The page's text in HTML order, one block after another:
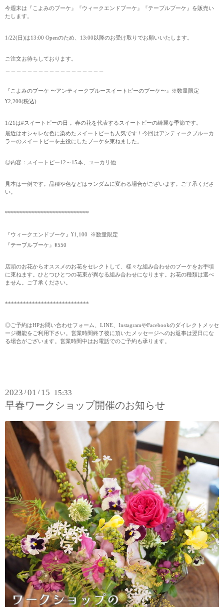
今週末は『こよみのブーケ』『ウィークエンドブーケ』『テーブルブーケ』を販売い
たします。
1/22(日)は13:00 Openのため、13:00以降のお受け取りでお願いいたします。
ご注文お待ちしております。
『こよみのブーケ 〜アンティークブルースイートピーのブーケ〜』※数量限定
¥2,200(税込)
1/21は#スイートピーの日 。春の花を代表するスイートピーの綺麗な季節です。
最近はオシャレな色に染めたスイートピーも人気です！今回はアンティークブルーカ
ラーのスイートピーを主役にしたブーケを束ねました。
◎内容：スイートピー12～15本、ユーカリ他
見本は一例です。品種や色などはランダムに変わる場合がございます。ご了承くださ
い。
****************************
『ウィークエンドブーケ』¥1,100 ※数量限定
『テーブルブーケ』¥550
店頭のお花からオススメのお花をセレクトして、様々な組み合わせのブーケをお手頃
に束ねます。ひとつひとつの花束が異なる組み合わせになります。お花の種類は選べ
ません。ご了承ください。
****************************
◎ご予約はHPお問い合わせフォーム、LINE、InstagramやFacebookのダイレクトメッセ
ージ機能をご利用下さい。営業時間終了後に頂いたメッセージへのお返事は翌日にな
る場合がございます。営業時間中はお電話でのご予約も承ります。
2023 /01 / 15 15:33
早春ワークショップ開催のお知らせ